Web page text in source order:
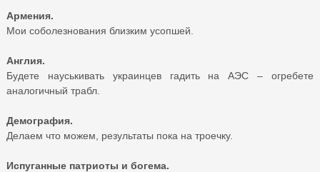
Армения.
Мои соболезнования близким усопшей.
Англия.
Будете науськивать украинцев гадить на АЭС – огребете
аналогичный трабл.
Демография.
Делаем что можем, результаты пока на троечку.
Испуганные патриоты и богема.